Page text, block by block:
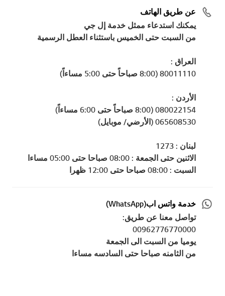
عن طريق الهاتف
يمكنك استدعاء ممثل خدمة إل جي
من السبت حتى الخميس باستثناء العطل الرسمية
العراق :
80011110 (8:00 صباحاً حتى 5:00 مساءاً)
الأردن :
080022154 (8:00 صباحاً حتى 6:00 مساءاً)
065608530 (الأرضي/ موبايل)
لبنان : 1273
الاثنين حتى الجمعة : 08:00 صباحا حتى 05:00 مساءا
السبت : 08:00 صباحا حتى 12:00 ظهرا
خدمة واتس اب(WhatsApp)
تواصل معنا عن طريق:
00962776770000
يوميا من السبت الى الجمعة
من الثامنه صباحا حتى السادسه مساءا